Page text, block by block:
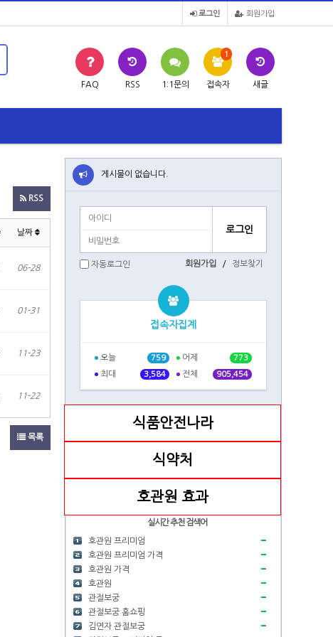
회원가입
로그인
FAQ RSS 1:1문의 접속자
1
새글
RSS
날짜
06-28
01-31
11-23
11-22
목록
게시물이 없습니다.
자동로그인 회원가입 / 정보찾기
접속자집계
오늘 759 어제 773
최대 3,584 전체 905,454
식품안전나라
식약처
호관원 효과
실시간 추천 검색어
호관원 프리미엄
호관원 프리미엄 가격
호관원 가격
호관원
관절보궁
관절보궁 홈쇼핑
김연자 관절보궁